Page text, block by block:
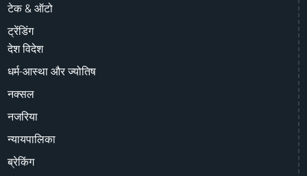
टेक & ऑटो
ट्रेंडिंग
देश विदेश
धर्म-आस्था और ज्योतिष
नक्सल
नजरिया
न्यायपालिका
ब्रेकिंग